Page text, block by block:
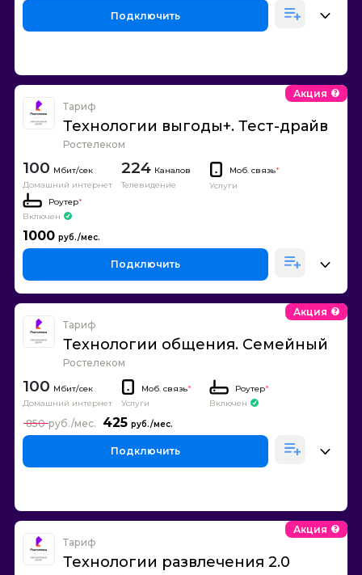
Подключить
Тариф
Технологии выгоды+. Тест-драйв
Ростелеком
Акция
100
Домашний интернет
224 Каналов
Телевидение
Моб. связь*
Услуги
Роутер*
Включен
1000
Подключить
Тариф
Технологии общения. Семейный
Ростелеком
Акция
100
Домашний интернет
Моб. связь*
Услуги
Роутер*
Включен
425
850
Подключить
Тариф
Технологии развлечения 2.0
Акция